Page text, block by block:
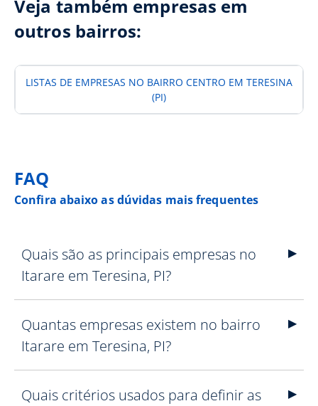
Veja também empresas em
outros bairros:
LISTAS DE EMPRESAS NO BAIRRO CENTRO EM TERESINA
(PI)
FAQ
Confira abaixo as dúvidas mais frequentes
Quais são as principais empresas no
Itarare em Teresina, PI?
Quantas empresas existem no bairro
Itarare em Teresina, PI?
Quais critérios usados para definir as